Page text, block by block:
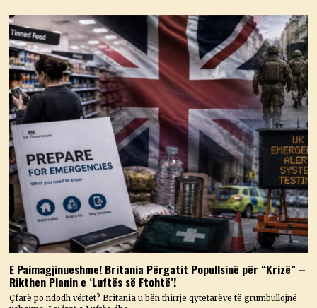
E Paimagjinueshme! Britania Përgatit Popullsinë për “Krizë” –
Rikthen Planin e ‘Luftës së Ftohtë’!
Çfarë po ndodh vërtet? Britania u bën thirrje qytetarëve të grumbullojnë